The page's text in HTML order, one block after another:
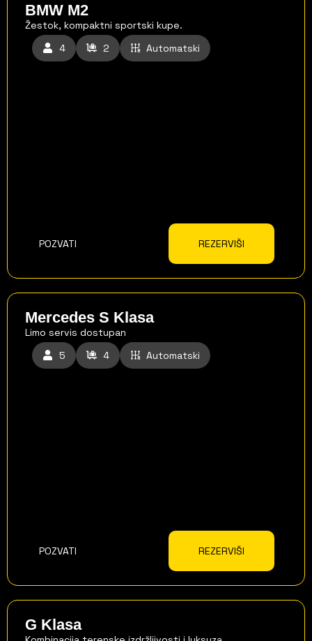
BMW M2
Žestok, kompaktni sportski kupe.
4
2 Automatski
POZVATI REZERVIŠI
Mercedes S Klasa
Limo servis dostupan
5
4 Automatski
POZVATI REZERVIŠI
G Klasa